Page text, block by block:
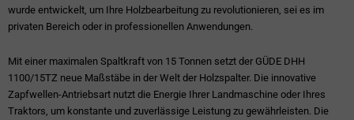
wurde entwickelt, um Ihre Holzbearbeitung zu revolutionieren, sei es im
privaten Bereich oder in professionellen Anwendungen.
Mit einer maximalen Spaltkraft von 15 Tonnen setzt der GÜDE DHH
1100/15TZ neue Maßstäbe in der Welt der Holzspalter. Die innovative
Zapfwellen-Antriebsart nutzt die Energie Ihrer Landmaschine oder Ihres
Traktors, um konstante und zuverlässige Leistung zu gewährleisten. Die